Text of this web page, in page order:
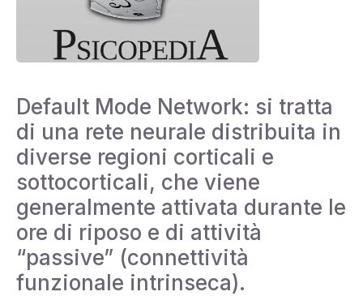
Default Mode Network: si tratta
di una rete neurale distribuita in
diverse regioni corticali e
sottocorticali, che viene
generalmente attivata durante le
ore di riposo e di attività
“passive” (connettività
funzionale intrinseca).